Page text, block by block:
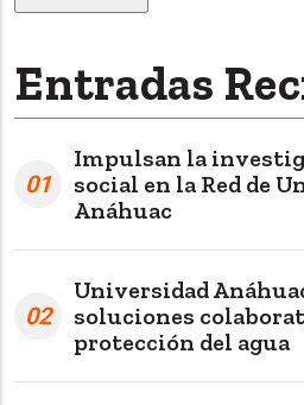
Entradas
01
Impulsan la
social en la Red de
Anáhuac
02
Universidad
soluciones
protección del agua